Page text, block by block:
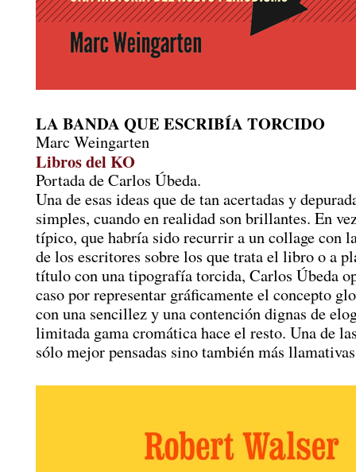
LA BANDA QUE ESCRIBÍA TORCIDO
Marc Weingarten
Libros del KO
Portada de Carlos Úbeda.
Una de esas ideas que de tan acertadas y
simples, cuando en realidad son brillantes. En
típico, que habría sido recurrir a un collage con
de los escritores sobre los que trata el libro o a
título con una tipografía torcida, Carlos Úbeda
caso por representar gráficamente el concepto
con una sencillez y una contención dignas de
limitada gama cromática hace el resto. Una de
sólo mejor pensadas sino también más